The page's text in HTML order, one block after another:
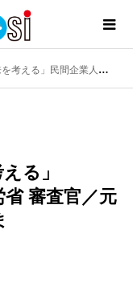
元 厚労省 審査官／元 国会議員秘書 保坂 ゆうま
る」
審査官／元